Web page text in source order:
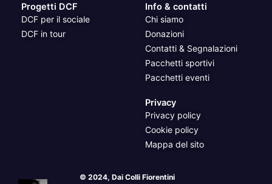
Progetti DCF
DCF per il sociale
DCF in tour
Info & contatti
Chi siamo
Donazioni
Contatti & Segnalazioni
Pacchetti sportivi
Pacchetti eventi
Privacy
Privacy policy
Cookie policy
Mappa del sito
© 2024, Dai Colli Fiorentini